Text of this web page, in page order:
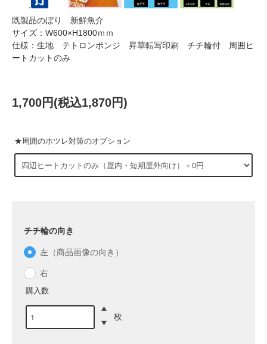
既製品のぼり 新鮮魚介
サイズ：W600×H1800ｍｍ
仕様：生地 テトロンポンジ 昇華転写印刷 チチ輪付 周囲ヒ
ートカットのみ
1,700円(税込1,870円)
★周囲のホツレ対策のオプション
チチ輪の向き
左（商品画像の向き）
右
購入数
枚